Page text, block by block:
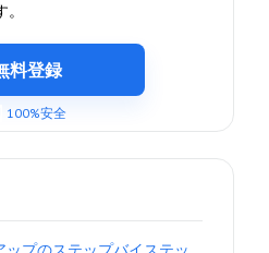
料登録
100%安全